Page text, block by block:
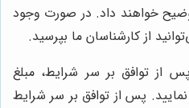
خواهند داد. در صورت وجود
از کارشناسان ما بپرسید.
پس از توافق بر سر شرایط، مبلغ
پس از توافق بر سر شرایط